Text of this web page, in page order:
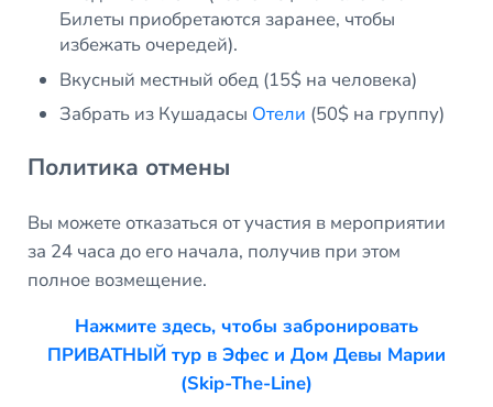
Билеты приобретаются заранее, чтобы
избежать очередей).
Вкусный местный обед (15$ на человека)
Забрать из Кушадасы Отели (50$ на группу)
Политика отмены
Вы можете отказаться от участия в мероприятии
за 24 часа до его начала, получив при этом
полное возмещение.
Нажмите здесь, чтобы забронировать
ПРИВАТНЫЙ тур в Эфес и Дом Девы Марии
(Skip-The-Line)